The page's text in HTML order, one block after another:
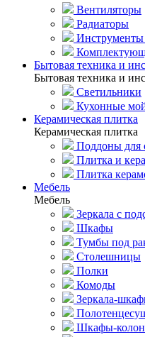
Вентиляторы
Радиаторы
Инструменты
Бытовая техника и
Бытовая техника и
Светильники
Кухонные
Керамическая плитка
Керамическая плитка
Поддоны для
Плитка и
Плитка
Мебель
Мебель
Зеркала с
Шкафы
Тумбы под
Столешницы
Полки
Комоды
Зеркала-
Шкафы-